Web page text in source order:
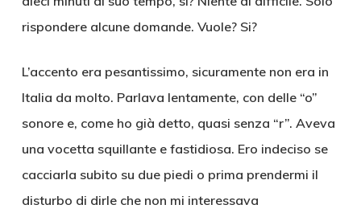
rispondere alcune domande. Vuole? Si?
L’accento era pesantissimo, sicuramente non era in
Italia da molto. Parlava lentamente, con delle “o”
sonore e, come ho già detto, quasi senza “r”. Aveva
una vocetta squillante e fastidiosa. Ero indeciso se
cacciarla subito su due piedi o prima prendermi il
disturbo di dirle che non mi interessava